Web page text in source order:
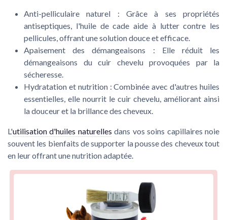
Anti-pelliculaire naturel : Grâce à ses propriétés
antiseptiques, l'huile de cade aide à lutter contre les
pellicules, offrant une solution douce et efficace.
Apaisement des démangeaisons : Elle réduit les
démangeaisons du cuir cheveluprovoquées par la
sécheresse.
Hydratation et nutrition : Combinée avec d'autreshuiles
essentielles, elle nourrit le cuir chevelu, améliorant ainsi
la douceur et la brillance des cheveux.
L'utilisation d'huiles naturelles dans vos soins capillaires noie
souvent les bienfaits de supporter la pousse des cheveux tout
en leur offrant une nutrition adaptée.